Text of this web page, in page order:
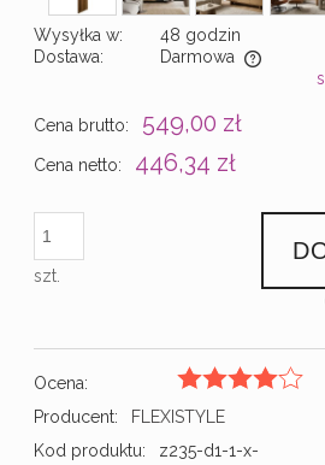
Wysyłka w:
48 godzin
Dostawa:
Darmowa
Cena nie zawiera ewentualnych
Cena brutto: 549,00 zł
Cena netto: 446,34 zł
szt.
Ocena:
Producent:
FLEXISTYLE
Kod produktu:
z235-d1-1-x-